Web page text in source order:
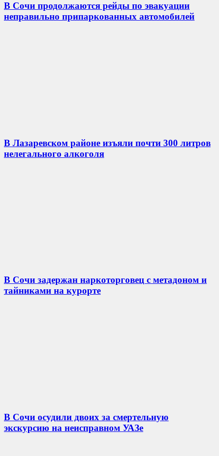
В Сочи продолжаются рейды по эвакуации
неправильно припаркованных автомобилей
В Лазаревском районе изъяли почти 300 литров
нелегального алкоголя
В Сочи задержан наркоторговец с метадоном и
тайниками на курорте
В Сочи осудили двоих за смертельную
экскурсию на неисправном УАЗе